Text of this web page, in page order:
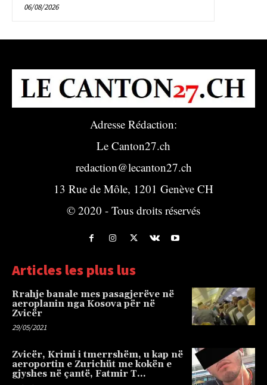
06/08/2026
Adresse Rédaction:
Le Canton27.ch
redaction@lecanton27.ch
13 Rue de Môle, 1201 Genève CH
© 2020 - Tous droits réservés
Articles les plus lus
Rrahje banale mes pasagjerëve në
aeroplanin nga Kosova për në
Zvicër
29/05/2021
Zvicër, Krimi i tmerrshëm, u kap në
aeroportin e Zurichüt me kokën e
gjyshes në çantë, Fatmir T…